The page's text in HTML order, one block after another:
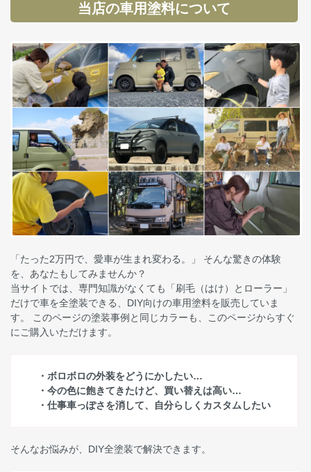
当店の車用塗料について
「たった2万円で、愛車が生まれ変わる。」 そんな驚きの体験
を、あなたもしてみませんか？
当サイトでは、専門知識がなくても「刷毛（はけ）とローラー」
だけで車を全塗装できる、DIY向けの車用塗料を販売していま
す。 このページの塗装事例と同じカラーも、このページからすぐ
にご購入いただけます。
・ボロボロの外装をどうにかしたい…
・今の色に飽きてきたけど、買い替えは高い…
・仕事車っぽさを消して、自分らしくカスタムしたい
そんなお悩みが、DIY全塗装で解決できます。